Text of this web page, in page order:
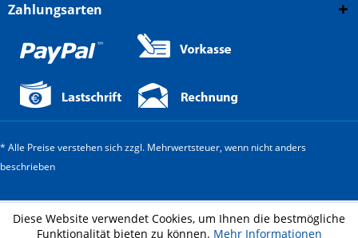
Zahlungsarten
* Alle Preise verstehen sich zzgl. Mehrwertsteuer, wenn nicht anders
beschrieben
Diese Website verwendet Cookies, um Ihnen die bestmögliche
Funktionalität bieten zu können. Mehr Informationen